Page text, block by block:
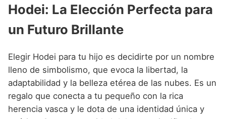
Hodei: La Elección Perfecta para
un Futuro Brillante
Elegir Hodei para tu hijo es decidirte por un nombre
lleno de simbolismo, que evoca la libertad, la
adaptabilidad y la belleza etérea de las nubes. Es un
regalo que conecta a tu pequeño con la rica
herencia vasca y le dota de una identidad única y